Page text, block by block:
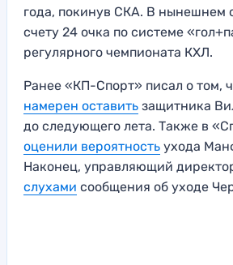
года, покинув СКА. В нынешнем
счету 24 очка по системе
регулярного чемпионата КХЛ.
Ранее «КП-Спорт» писал о том,
намерен оставить защитника
до следующего лета. Также в
оценили вероятность ухода
Наконец, управляющий
слухами сообщения об уходе